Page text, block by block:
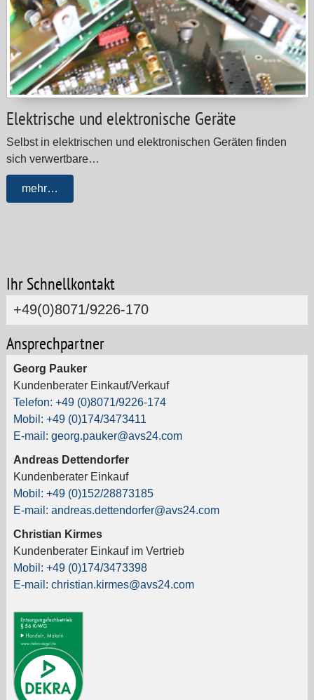
Elektrische und elektronische Geräte
Selbst in elektrischen und elektronischen Geräten finden
sich verwertbare…
mehr…
Ihr Schnellkontakt
+49(0)8071/9226-170
Ansprechpartner
Georg Pauker
Kundenberater Einkauf/Verkauf
Telefon: +49 (0)8071/9226-174
Mobil: +49 (0)174/3473411
E-mail: georg.pauker@avs24.com
Andreas Dettendorfer
Kundenberater Einkauf
Mobil: +49 (0)152/28873185
E-mail: andreas.dettendorfer@avs24.com
Christian Kirmes
Kundenberater Einkauf im Vertrieb
Mobil: +49 (0)174/3473398
E-mail: christian.kirmes@avs24.com